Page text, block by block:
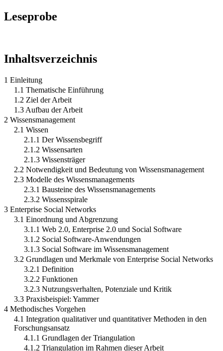
Leseprobe
Inhaltsverzeichnis
1 Einleitung
1.1 Thematische Einführung
1.2 Ziel der Arbeit
1.3 Aufbau der Arbeit
2 Wissensmanagement
2.1 Wissen
2.1.1 Der Wissensbegriff
2.1.2 Wissensarten
2.1.3 Wissensträger
2.2 Notwendigkeit und Bedeutung von Wissensmanagement
2.3 Modelle des Wissensmanagements
2.3.1 Bausteine des Wissensmanagements
2.3.2 Wissensspirale
3 Enterprise Social Networks
3.1 Einordnung und Abgrenzung
3.1.1 Web 2.0, Enterprise 2.0 und Social Software
3.1.2 Social Software-Anwendungen
3.1.3 Social Software im Wissensmanagement
3.2 Grundlagen und Merkmale von Enterprise Social Networks
3.2.1 Definition
3.2.2 Funktionen
3.2.3 Nutzungsverhalten, Potenziale und Kritik
3.3 Praxisbeispiel: Yammer
4 Methodisches Vorgehen
4.1 Integration qualitativer und quantitativer Methoden in den
Forschungsansatz
4.1.1 Grundlagen der Triangulation
4.1.2 Triangulation im Rahmen dieser Arbeit